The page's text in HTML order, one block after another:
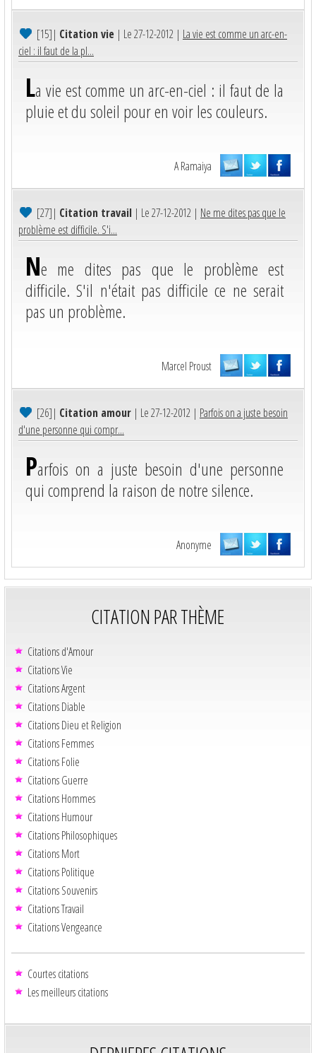
[15]| Citation vie | Le 27-12-2012 | La vie est comme un arc-en-
ciel : il faut de la pl...
La vie est comme un arc-en-ciel : il faut de la
pluie et du soleil pour en voir les couleurs.
A Ramaiya
[27]| Citation travail | Le 27-12-2012 | Ne me dites pas que le
problème est difficile. S'i...
Ne me dites pas que le problème est
difficile. S'il n'était pas difficile ce ne serait
pas un problème.
Marcel Proust
[26]| Citation amour | Le 27-12-2012 | Parfois on a juste besoin
d'une personne qui compr...
Parfois on a juste besoin d'une personne
qui comprend la raison de notre silence.
Anonyme
CITATION PAR THÈME
Citations d'Amour
Citations Vie
Citations Argent
Citations Diable
Citations Dieu et Religion
Citations Femmes
Citations Folie
Citations Guerre
Citations Hommes
Citations Humour
Citations Philosophiques
Citations Mort
Citations Politique
Citations Souvenirs
Citations Travail
Citations Vengeance
Courtes citations
Les meilleurs citations